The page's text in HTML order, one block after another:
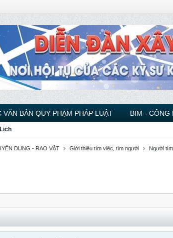
VĂN BẢN QUY PHẠM PHÁP LUẬT BIM - CÔNG
Lịch
DỤNG - RAO VẶT Giới thiệu tìm việc, tìm người Người